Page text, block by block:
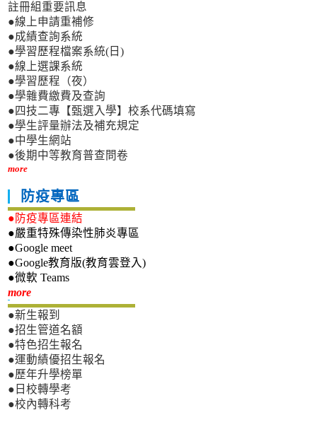
註冊組重要訊息
●線上申請重補修
●成績查詢系統
●學習歷程檔案系統(日)
●線上選課系統
●學習歷程（夜）
●學雜費繳費及查詢
●四技二專【甄選入學】校系代碼填寫
●學生評量辦法及補充規定
●中學生網站
●後期中等教育普查問卷
more
防疫專區
●防疫專區連結
●嚴重特殊傳染性肺炎專區
●Google meet
●Google教育版(教育雲登入)
●微軟 Teams
more新生專區
●新生報到
●招生管道名額
●特色招生報名
●運動績優招生報名
●歷年升學榜單
●日校轉學考
●校內轉科考